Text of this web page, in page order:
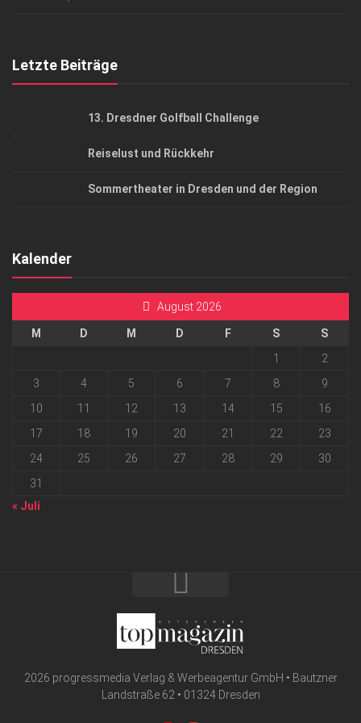
Letzte Beiträge
13. Dresdner Golfball Challenge
Reiselust und Rückkehr
Sommertheater in Dresden und der Region
Kalender
August 2026
M D M D F S
S
1
2
3
4 5 6 7 8
9
10
11 12 13 14 15
16
17
18 19 20 21 22
23
24
25 26 27 28 29
30
31
« Juli
2026 progressmedia Verlag & Werbeagentur GmbH • Bautzner
Landstraße 62 • 01324 Dresden